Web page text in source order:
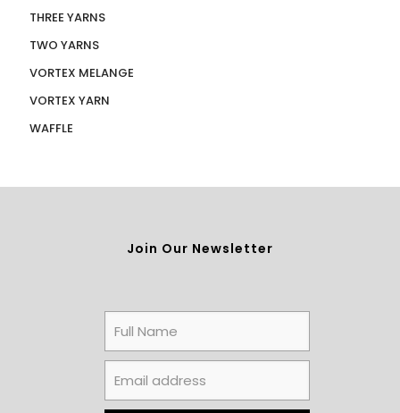
THREE YARNS
TWO YARNS
VORTEX MELANGE
VORTEX YARN
WAFFLE
Join Our Newsletter